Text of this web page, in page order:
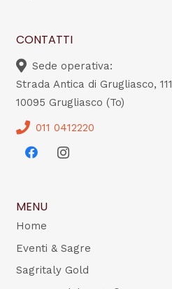
CONTATTI
Sede operativa:
Strada Antica di Grugliasco, 111
10095 Grugliasco (To)
011 0412220
MENU
Home
Eventi & Sagre
Sagritaly Gold